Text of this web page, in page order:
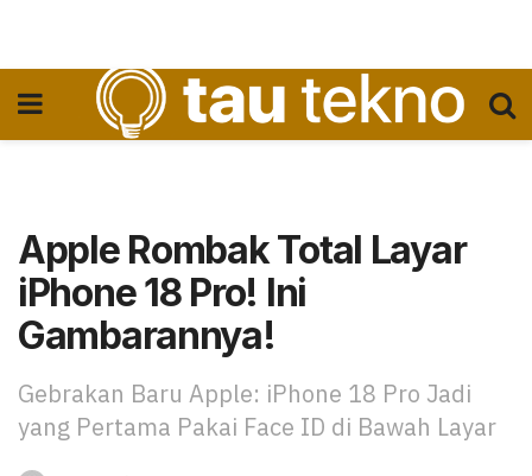
Apple Rombak Total Layar
iPhone 18 Pro! Ini
Gambarannya!
Gebrakan Baru Apple: iPhone 18 Pro Jadi
yang Pertama Pakai Face ID di Bawah Layar